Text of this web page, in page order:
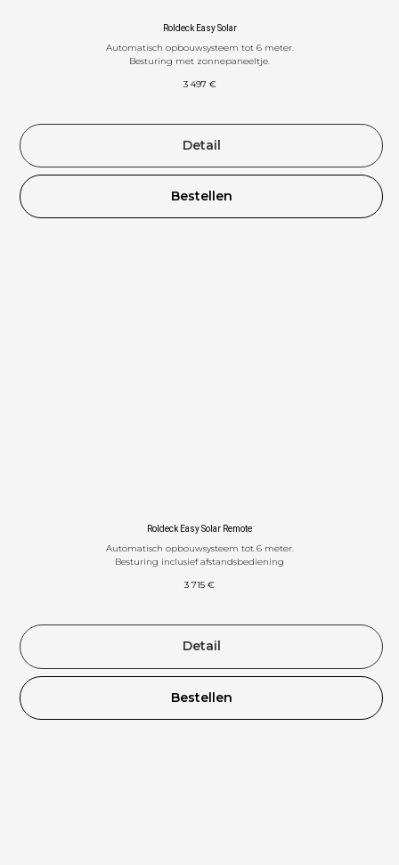
Roldeck Easy Solar
Automatisch opbouwsysteem tot 6 meter.
Besturing met zonnepaneeltje.
3 497 €
Detail
Bestellen
Roldeck Easy Solar Remote
Automatisch opbouwsysteem tot 6 meter.
Besturing inclusief afstandsbediening
3 715 €
Detail
Bestellen